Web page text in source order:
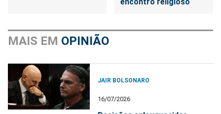
encontro religioso
MAIS EM OPINIÃO
JAIR BOLSONARO
16/07/2026